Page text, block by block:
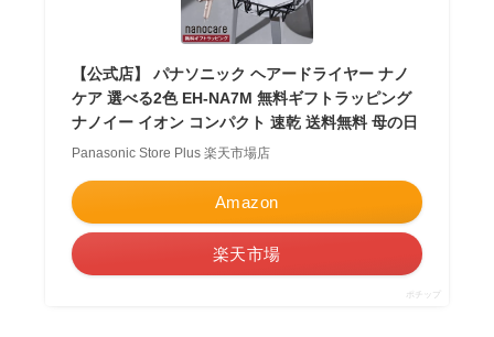
【公式店】 パナソニック ヘアードライヤー ナノ
ケア 選べる2色 EH-NA7M 無料ギフトラッピング
ナノイー イオン コンパクト 速乾 送料無料 母の日
Panasonic Store Plus 楽天市場店
Amazon
楽天市場
ポチップ